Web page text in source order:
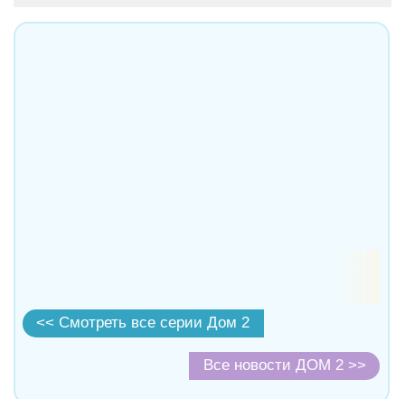
<< Смотреть все серии Дом 2
Все новости ДОМ 2 >>